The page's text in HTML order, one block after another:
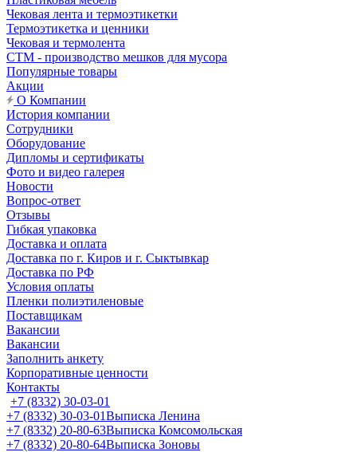
Чековая лента и термоэтикетки
Термоэтикетка и ценники
Чековая и термолента
СТМ - производство мешков для мусора
Популярные товары
Акции
О Компании
История компании
Сотрудники
Оборудование
Дипломы и сертификаты
Фото и видео галерея
Новости
Вопрос-ответ
Отзывы
Гибкая упаковка
Доставка и оплата
Доставка по г. Киров и г. Сыктывкар
Доставка по РФ
Условия оплаты
Пленки полиэтиленовые
Поставщикам
Вакансии
Вакансии
Заполнить анкету
Корпоративные ценности
Контакты
+7 (8332) 30-03-01
+7 (8332) 30-03-01Выписка Ленина
+7 (8332) 20-80-63Выписка Комсомольская
+7 (8332) 20-80-64Выписка Зоновы